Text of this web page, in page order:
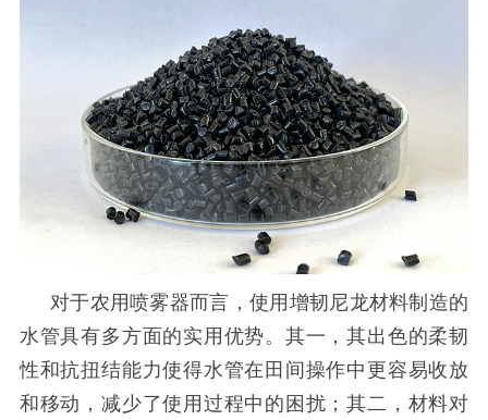
对于农用喷雾器而言，使用增韧尼龙材料制造的
水管具有多方面的实用优势。其一，其出色的柔韧
性和抗扭结能力使得水管在田间操作中更容易收放
和移动，减少了使用过程中的困扰；其二，材料对